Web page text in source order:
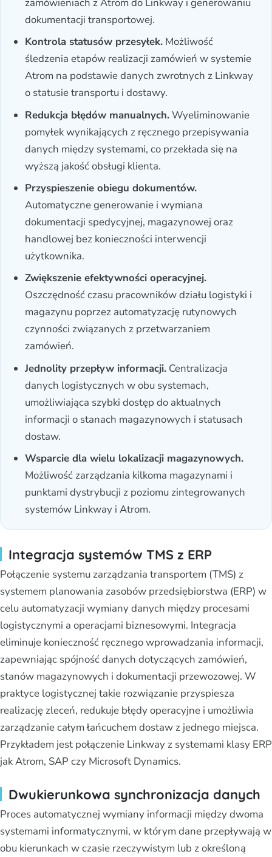
dokumentacji transportowej.
Kontrola statusów przesyłek. Możliwość
śledzenia etapów realizacji zamówień w systemie
Atrom na podstawie danych zwrotnych z Linkway
o statusie transportu i dostawy.
Redukcja błędów manualnych.Wyeliminowanie
pomyłek wynikających z ręcznego przepisywania
danych między systemami, co przekłada się na
wyższą jakość obsługi klienta.
Przyspieszenie obiegu dokumentów.
Automatyczne generowanie i wymiana
dokumentacji spedycyjnej, magazynowej oraz
handlowej bez konieczności interwencji
użytkownika.
Zwiększenie efektywności operacyjnej.
Oszczędność czasu pracowników działu logistyki i
magazynu poprzez automatyzację rutynowych
czynności związanych z przetwarzaniem
zamówień.
Jednolity przepływ informacji. Centralizacja
danych logistycznych w obu systemach,
umożliwiająca szybki dostęp do aktualnych
informacji o stanach magazynowych i statusach
dostaw.
Wsparcie dla wielu lokalizacji magazynowych.
Możliwość zarządzania kilkoma magazynami i
punktami dystrybucji z poziomu zintegrowanych
systemów Linkway i Atrom.
Integracja systemów TMS z ERP
Połączenie systemu zarządzania transportem (TMS) z
systemem planowania zasobów przedsiębiorstwa (ERP) w
celu automatyzacji wymiany danych między procesami
logistycznymi a operacjami biznesowymi. Integracja
eliminuje konieczność ręcznego wprowadzania informacji,
zapewniając spójność danych dotyczących zamówień,
stanów magazynowych i dokumentacji przewozowej. W
praktyce logistycznej takie rozwiązanie przyspiesza
realizację zleceń, redukuje błędy operacyjne i umożliwia
zarządzanie całym łańcuchem dostaw z jednego miejsca.
Przykładem jest połączenie Linkway z systemami klasy ERP
jak Atrom, SAP czy Microsoft Dynamics.
Dwukierunkowa synchronizacja danych
Proces automatycznej wymiany informacji między dwoma
systemami informatycznymi, w którym dane przepływają w
obu kierunkach w czasie rzeczywistym lub z określoną